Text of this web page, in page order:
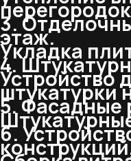
3.
этаж.
Укладка
4.
Устройство
штукатурки
5. Фасадные
6.